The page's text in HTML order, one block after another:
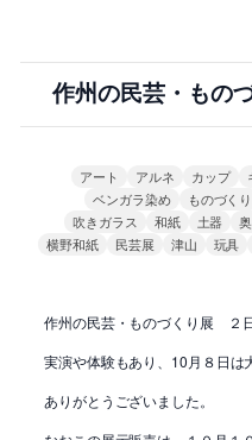
作州の民芸・もの
アート アルネ カップ
ベンガラ染め
ものづくり
吹きガラス
和紙 土器
横野和紙
民芸展 津山 玩具
作州の民芸・ものづくり展 ２日
実演や体験もあり、10月８日は
ありがとうございました。